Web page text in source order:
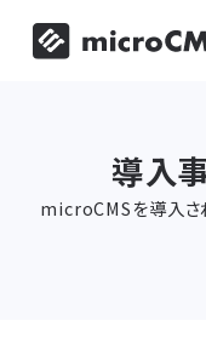
導入
microCMSを導入さ